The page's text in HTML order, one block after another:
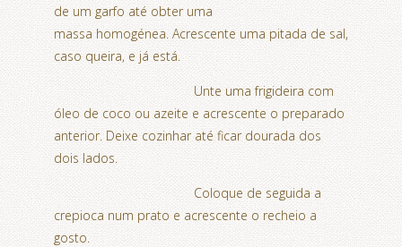
de um garfo até obter uma
massa homogénea. Acrescente uma pitada de sal,
caso queira, e já está.
Unte uma frigideira com
óleo de coco ou azeite e acrescente o preparado
anterior. Deixe cozinhar até ficar dourada dos
dois lados.
Coloque de seguida a
crepioca num prato e acrescente o recheio a
gosto.